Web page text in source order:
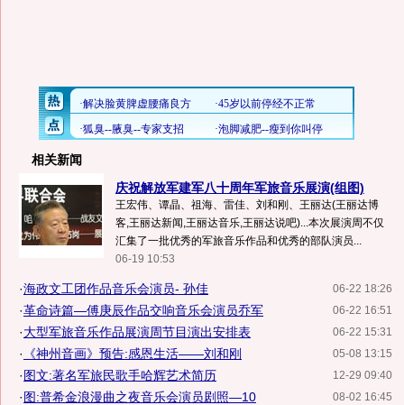
相关新闻
庆祝解放军建军八十周年军旅音乐展演(组图)
王宏伟、谭晶、祖海、雷佳、刘和刚、王丽达(王丽达博
客,王丽达新闻,王丽达音乐,王丽达说吧)...本次展演周不仅
汇集了一批优秀的军旅音乐作品和优秀的部队演员...
06-19 10:53
06-22 18:26
·海政文工团作品音乐会演员- 孙佳
06-22 16:51
·革命诗篇—傅庚辰作品交响音乐会演员乔军
06-22 15:31
·大型军旅音乐作品展演周节目演出安排表
05-08 13:15
· 《神州音画》预告:感恩生活——刘和刚
12-29 09:40
·图文:著名军旅民歌手哈辉艺术简历
08-02 16:45
·图:普希金浪漫曲之夜音乐会演员剧照—10